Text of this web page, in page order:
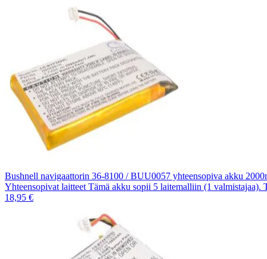
Bushnell navigaattorin 36-8100 / BUU0057 yhteensopiva akku
Yhteensopivat laitteet Tämä akku sopii 5 laitemalliin (1 valmistajaa).
18,95 €